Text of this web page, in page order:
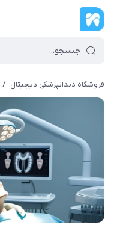
فروشگاه دندانپزشکی دیجیتال /